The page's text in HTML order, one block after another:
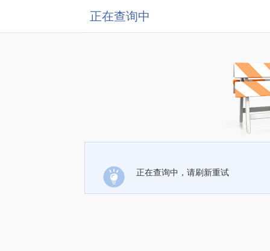
正在查询中
正在查询中，请刷新重试